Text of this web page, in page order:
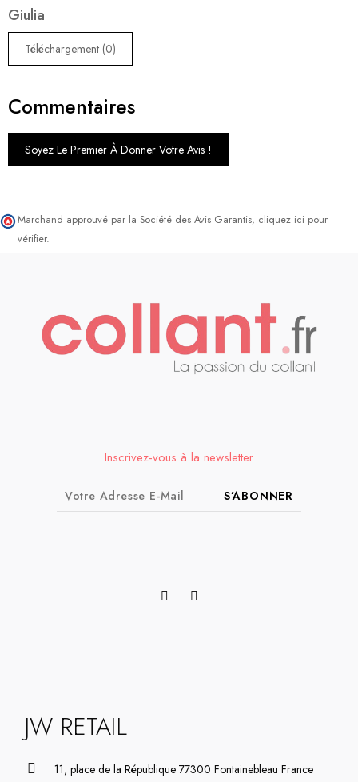
Giulia
Téléchargement (0)
Commentaires
Soyez Le Premier À Donner Votre Avis !
Marchand approuvé par la Société des Avis Garantis, cliquez ici pour
vérifier.
Inscrivez-vous à la newsletter
S’ABONNER
JW RETAIL
11, place de la République 77300 Fontainebleau France